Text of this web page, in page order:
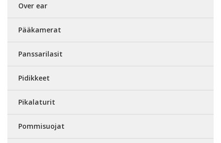
Over ear
Pääkamerat
Panssarilasit
Pidikkeet
Pikalaturit
Pommisuojat